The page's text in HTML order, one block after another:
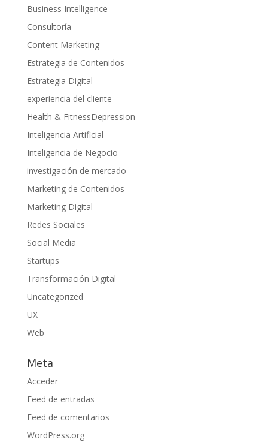
Business Intelligence
Consultoría
Content Marketing
Estrategia de Contenidos
Estrategia Digital
experiencia del cliente
Health & FitnessDepression
Inteligencia Artificial
Inteligencia de Negocio
investigación de mercado
Marketing de Contenidos
Marketing Digital
Redes Sociales
Social Media
Startups
Transformación Digital
Uncategorized
UX
Web
Meta
Acceder
Feed de entradas
Feed de comentarios
WordPress.org